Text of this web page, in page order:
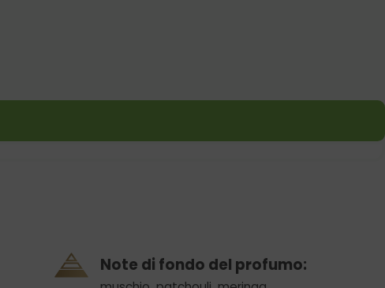
Note di fondo del profumo: